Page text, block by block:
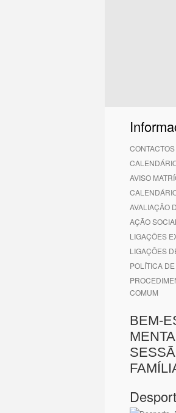
CONTACTOS
AVISO
AVALIAÇÃO
AÇÃO
LIGAÇÕES
LIGAÇÕES
POLÍTICA
COMUM
BEM-